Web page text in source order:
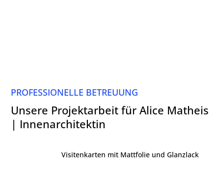
PROFESSIONELLE BETREUUNG
Unsere Projektarbeit für Alice Matheis
| Innenarchitektin
Visitenkarten mit Mattfolie und Glanzlack